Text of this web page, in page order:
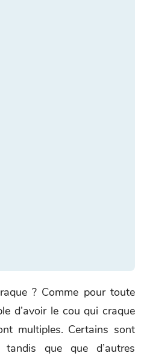
? Comme pour toute
d’avoir le cou qui craque
multiples. Certains sont
que que d’autres